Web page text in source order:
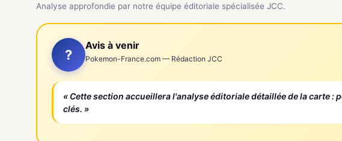
Analyse approfondie par notre équipe éditoriale spécialisée JCC.
?
Avis à venir
Pokemon-France.com — Rédaction JCC
« Cette section accueillera l'analyse éditoriale détaillée de la carte
clés. »